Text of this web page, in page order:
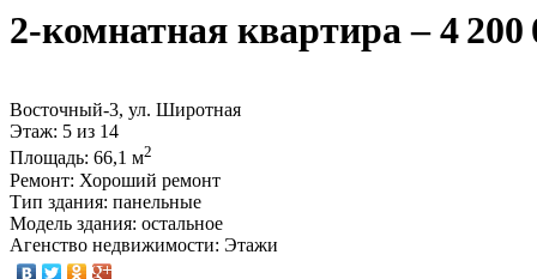
2-комнатная квартира ‒ 4 200
Восточный-3, ул. Широтная
Этаж: 5 из 14
Площадь: 66,1 м2
Ремонт: Хороший ремонт
Тип здания: панельные
Модель здания: остальное
Агенство недвижимости: Этажи